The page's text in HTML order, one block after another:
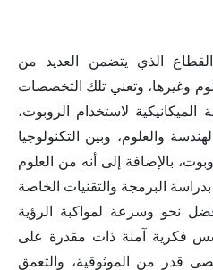
الذي يتضمن العديد من
وغيرها، وتعني تلك التخصصات
لاستخدام الروبوت،
والعلوم، وبين التكنولوجيا
بالإضافة إلى أنه من العلوم
البرمجة والتقنيات الخاصة
نحو وسرعة لمواكبة الرؤية
فكرية آمنة ذات مقدرة على
قدر من الموثوقية، والتعمق